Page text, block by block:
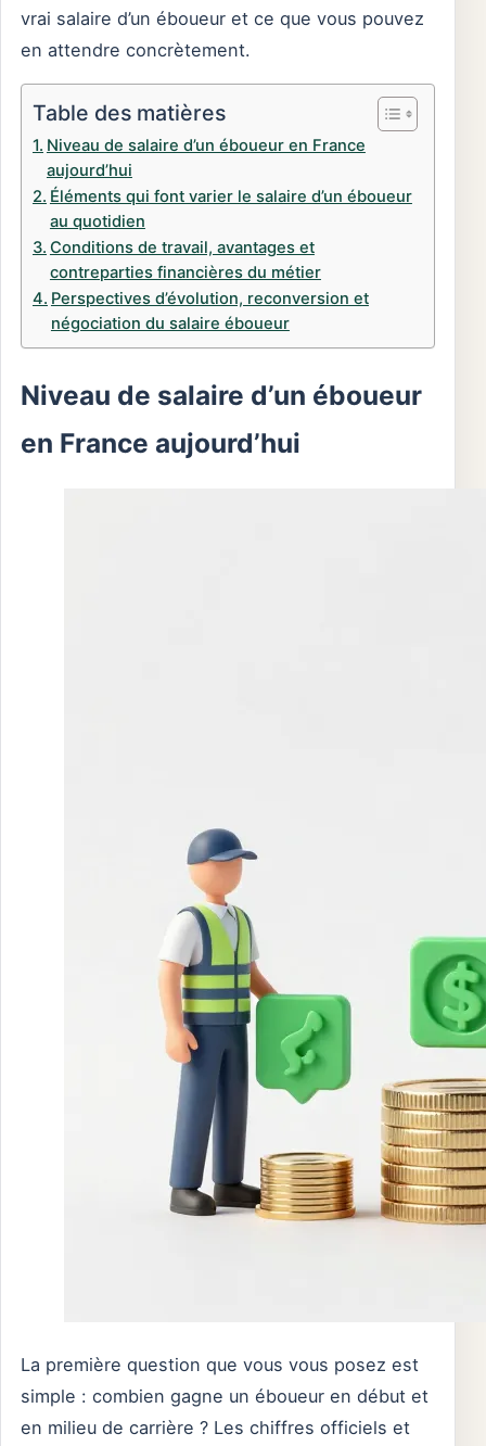
vrai salaire d’un éboueur et ce que vous pouvez
en attendre concrètement.
Table des matières
Niveau de salaire d’un éboueur en France
aujourd’hui
Éléments qui font varier le salaire d’un éboueur
au quotidien
Conditions de travail, avantages et
contreparties financières du métier
Perspectives d’évolution, reconversion et
négociation du salaire éboueur
Niveau de salaire d’un éboueur
en France aujourd’hui
La première question que vous vous posez est
simple : combien gagne un éboueur en début et
en milieu de carrière ? Les chiffres officiels et